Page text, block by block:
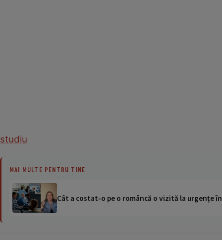
studiu
MAI MULTE PENTRU TINE
Cât a costat-o pe o româncă o vizită la urgențe